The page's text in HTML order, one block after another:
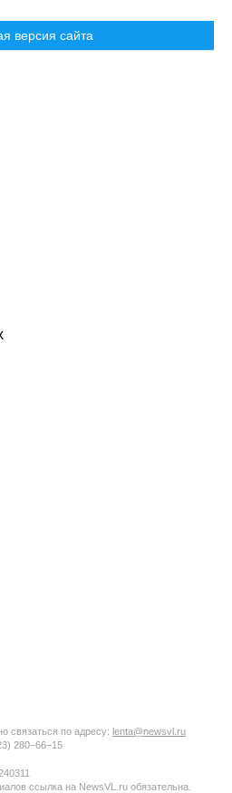
версия сайта
связаться по адресу: lenta@newsvl.ru
280−66−15
ссылка на NewsVL.ru обязательна.